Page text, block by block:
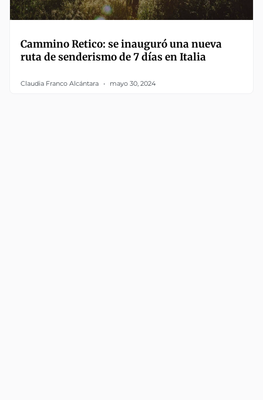
Cammino Retico: se inauguró una nueva
ruta de senderismo de 7 días en Italia
Claudia Franco Alcántara mayo 30, 2024